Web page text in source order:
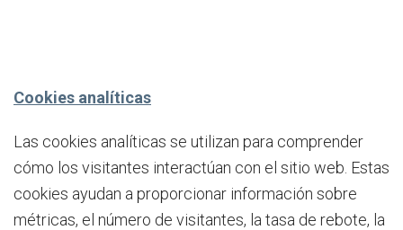
Cookies analíticas
Las cookies analíticas se utilizan para comprender
cómo los visitantes interactúan con el sitio web. Estas
cookies ayudan a proporcionar información sobre
métricas, el número de visitantes, la tasa de rebote, la